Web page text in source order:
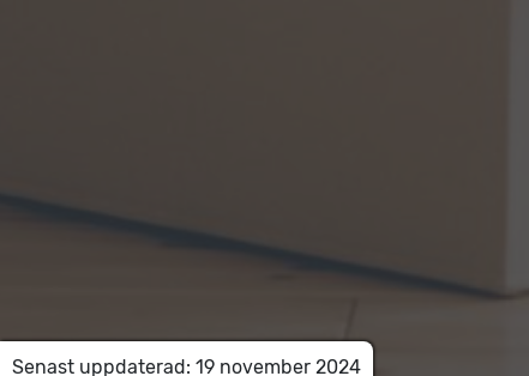
Senast uppdaterad: 19 november 2024